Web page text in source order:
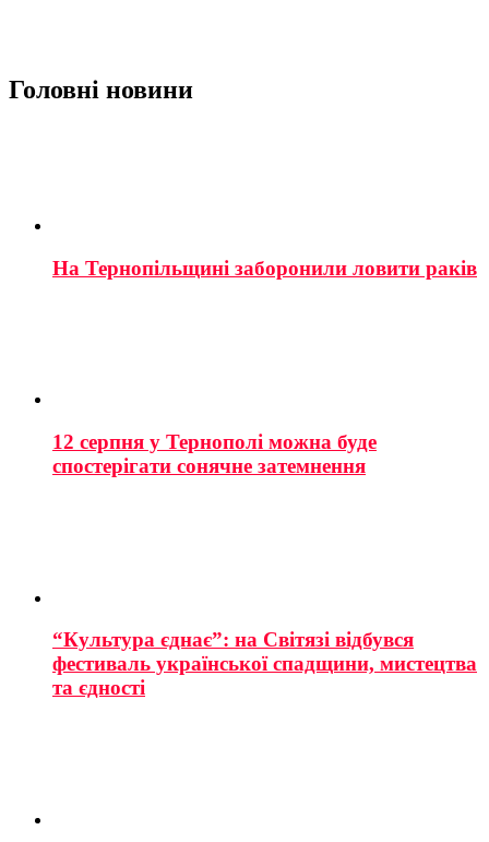
Головні новини
На Тернопільщині заборонили ловити раків
12 серпня у Тернополі можна буде
спостерігати сонячне затемнення
“Культура єднає”: на Світязі відбувся
фестиваль української спадщини, мистецтва
та єдності